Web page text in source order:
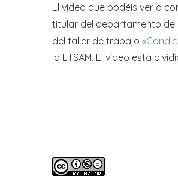
El vídeo que podéis ver a
titular del departamento de
del taller de trabajo
la ETSAM. El vídeo está